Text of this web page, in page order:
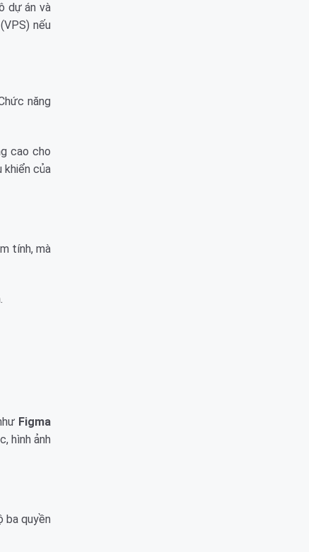
dự án và
nếu
năng
cao cho
của
tính, mà
Figma
hình ảnh
ba quyền